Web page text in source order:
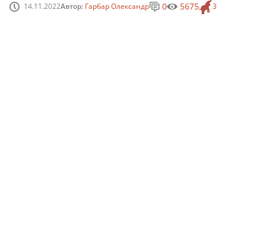
14.11.2022Автор: Гарбар Олександр 3
0 5675